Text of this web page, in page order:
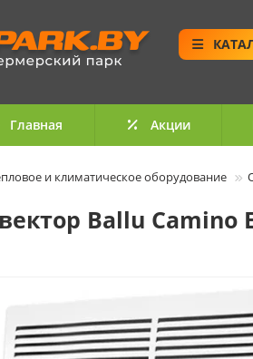
Главная Акции
и климатическое оборудование
Ballu Camino